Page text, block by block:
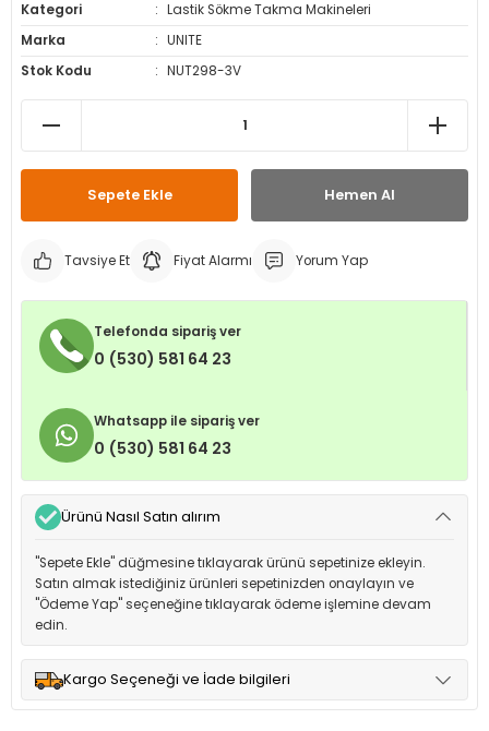
İç Lastikleri
Kategori
Lastik Sökme Takma Makineleri
Marka
UNITE
Stok Kodu
NUT298-3V
Sepete Ekle Hemen Al
Tavsiye Et Fiyat Alarmı Yorum Yap
Telefonda sipariş ver
0 (530) 581 64 23
Whatsapp ile sipariş ver
0 (530) 581 64 23
Ürünü Nasıl Satın alırım
"Sepete Ekle" düğmesine tıklayarak ürünü sepetinize ekleyin.
Satın almak istediğiniz ürünleri sepetinizden onaylayın ve
"Ödeme Yap" seçeneğine tıklayarak ödeme işlemine devam
edin.
Kargo Seçeneği ve İade bilgileri